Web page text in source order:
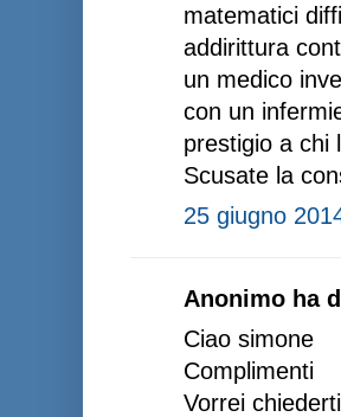
matematici
addirittura
un medico
con un
prestigio a chi
Scusate la
25 giugno
Anonimo ha
Ciao simone
Complimenti
Vorrei